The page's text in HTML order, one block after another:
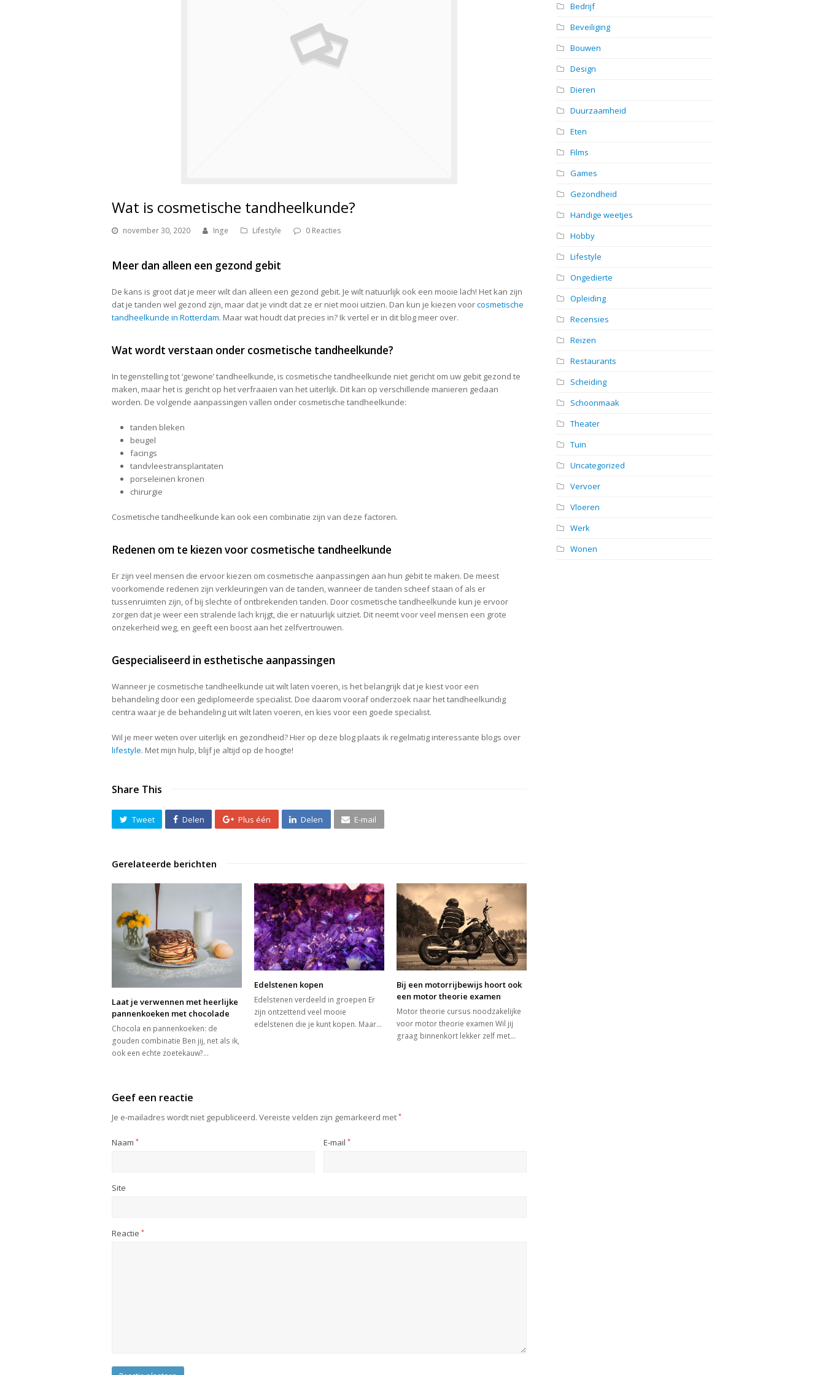
Wat is cosmetische tandheelkunde?
november 30, 2020 Inge Lifestyle 0 Reacties
Meer dan alleen een gezond gebit
De kans is groot dat je meer wilt dan alleen een gezond gebit. Je wilt natuurlijk ook een mooie lach! Het kan zijn
dat je tanden wel gezond zijn, maar dat je vindt dat ze er niet mooi uitzien. Dan kun je kiezen voorcosmetische
tandheelkunde in Rotterdam. Maar wat houdt dat precies in? Ik vertel er in dit blog meer over.
Wat wordt verstaan onder cosmetische tandheelkunde?
In tegenstelling tot ‘gewone’ tandheelkunde, is cosmetische tandheelkunde niet gericht om uw gebit gezond te
maken, maar het is gericht op het verfraaien van het uiterlijk. Dit kan op verschillende manieren gedaan
worden. De volgende aanpassingen vallen onder cosmetische tandheelkunde:
tanden bleken
beugel
facings
tandvleestransplantaten
porseleinen kronen
chirurgie
Cosmetische tandheelkunde kan ook een combinatie zijn van deze factoren.
Redenen om te kiezen voor cosmetische tandheelkunde
Er zijn veel mensen die ervoor kiezen om cosmetische aanpassingen aan hun gebit te maken. De meest
voorkomende redenen zijn verkleuringen van de tanden, wanneer de tanden scheef staan of als er
tussenruimten zijn, of bij slechte of ontbrekenden tanden. Door cosmetische tandheelkunde kun je ervoor
zorgen dat je weer een stralende lach krijgt, die er natuurlijk uitziet. Dit neemt voor veel mensen een grote
onzekerheid weg, en geeft een boost aan het zelfvertrouwen.
Gespecialiseerd in esthetische aanpassingen
Wanneer je cosmetische tandheelkunde uit wilt laten voeren, is het belangrijk dat je kiest voor een
behandeling door een gediplomeerde specialist. Doe daarom vooraf onderzoek naar het tandheelkundig
centra waar je de behandeling uit wilt laten voeren, en kies voor een goede specialist.
Wil je meer weten over uiterlijk en gezondheid? Hier op deze blog plaats ik regelmatig interessante blogs over
lifestyle. Met mijn hulp, blijf je altijd op de hoogte!
Share This
Tweet Delen Plus één Delen E-mail
Gerelateerde berichten
Laat je verwennen met heerlijke
pannenkoeken met chocolade
Chocola en pannenkoeken: de
gouden combinatie Ben jij, net als ik,
ook een echte zoetekauw?…
Edelstenen kopen
Edelstenen verdeeld in groepen Er
zijn ontzettend veel mooie
edelstenen die je kunt kopen. Maar…
Bij een motorrijbewijs hoort ook
een motor theorie examen
Motor theorie cursus noodzakelijke
voor motor theorie examen Wil jij
graag binnenkort lekker zelf met…
Geef een reactie
Je e-mailadres wordt niet gepubliceerd. Vereiste velden zijn gemarkeerd met *
Naam * E-mail *
Site
Reactie *
Bedrijf
Beveiliging
Bouwen
Design
Dieren
Duurzaamheid
Eten
Films
Games
Gezondheid
Handige weetjes
Hobby
Lifestyle
Ongedierte
Opleiding
Recensies
Reizen
Restaurants
Scheiding
Schoonmaak
Theater
Tuin
Uncategorized
Vervoer
Vloeren
Werk
Wonen